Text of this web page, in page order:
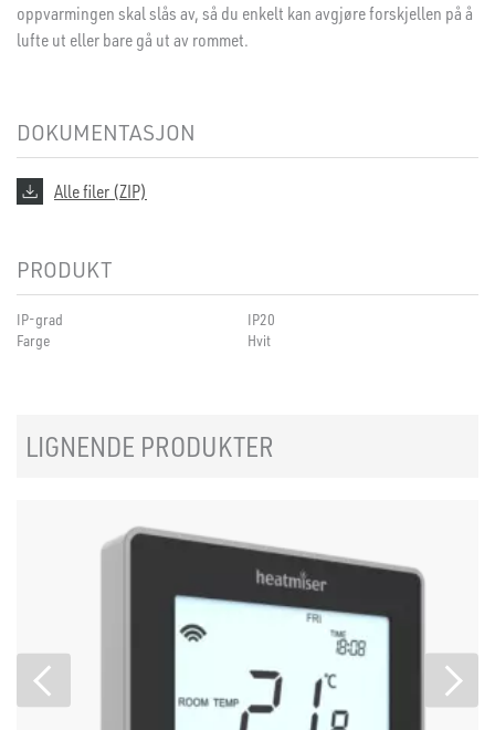
oppvarmingen skal slås av, så du enkelt kan avgjøre forskjellen på å
lufte ut eller bare gå ut av rommet.
DOKUMENTASJON
Alle filer (ZIP)
PRODUKT
IP-grad
IP20
Farge
Hvit
LIGNENDE PRODUKTER